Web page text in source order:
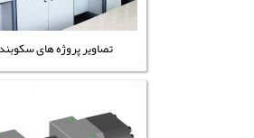
تصاویر پروژه های سکوبندی